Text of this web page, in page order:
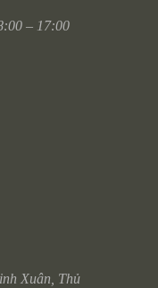
– 17:00
Xuân, Thủ